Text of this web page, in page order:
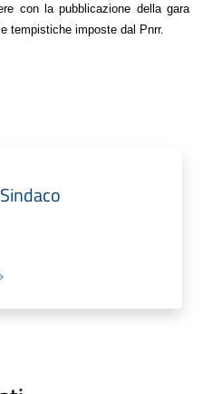
con la pubblicazione della gara
tempistiche imposte dal Pnrr.